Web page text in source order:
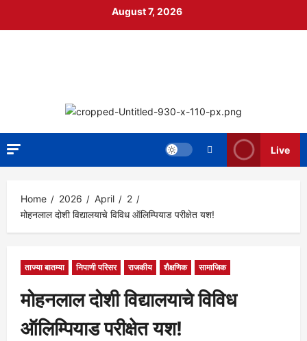
August 7, 2026
Live
Home 2026 April
2
मोहनलाल दोशी विद्यालयाचे विविध ऑलिम्पियाड परीक्षेत यश!
ताज्या बातम्या निपाणी परिसर राजकीय शैक्षणिक सामाजिक
मोहनलाल दोशी विद्यालयाचे विविध
ऑलिम्पियाड परीक्षेत यश!